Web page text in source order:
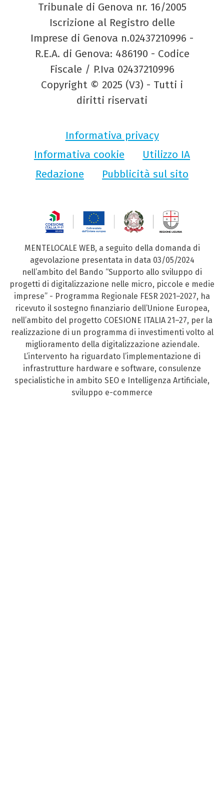
Tribunale di Genova nr. 16/2005
Iscrizione al Registro delle
Imprese di Genova n.02437210996 -
R.E.A. di Genova: 486190 - Codice
Fiscale / P.Iva 02437210996
Copyright © 2025 (V3) - Tutti i
diritti riservati
Informativa privacy
Informativa cookie
Utilizzo IA
Redazione
Pubblicità sul sito
MENTELOCALE WEB, a seguito della domanda di
agevolazione presentata in data 03/05/2024
nell’ambito del Bando “Supporto allo sviluppo di
progetti di digitalizzazione nelle micro, piccole e medie
imprese” - Programma Regionale FESR 2021–2027, ha
ricevuto il sostegno finanziario dell’Unione Europea,
nell’ambito del progetto COESIONE ITALIA 21–27, per la
realizzazione di un programma di investimenti volto al
miglioramento della digitalizzazione aziendale.
L’intervento ha riguardato l’implementazione di
infrastrutture hardware e software, consulenze
specialistiche in ambito SEO e Intelligenza Artificiale,
sviluppo e-commerce